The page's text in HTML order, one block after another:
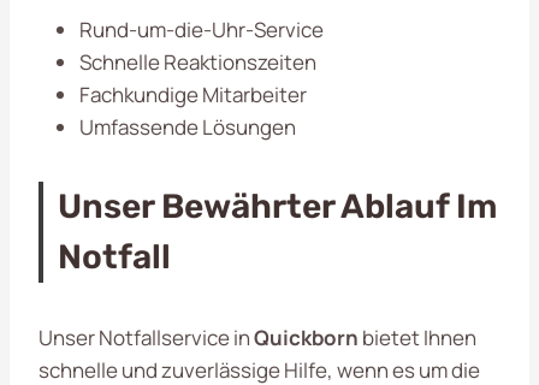
Rund-um-die-Uhr-Service
Schnelle Reaktionszeiten
Fachkundige Mitarbeiter
Umfassende Lösungen
Unser Bewährter Ablauf Im
Notfall
Unser Notfallservice inQuickborn bietet Ihnen
schnelle und zuverlässige Hilfe, wenn es um die